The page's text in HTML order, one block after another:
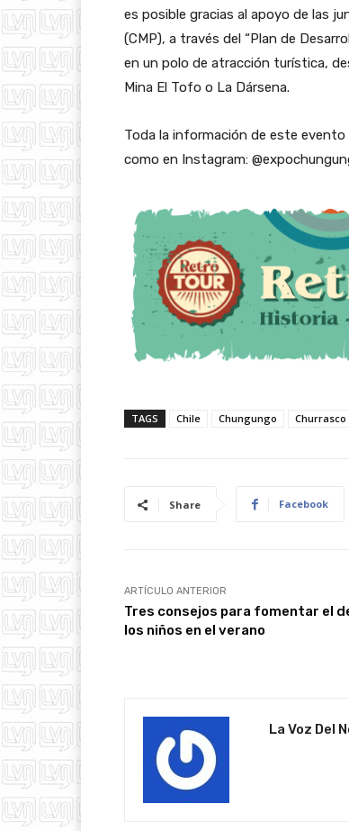
es posible gracias al apoyo de las
(CMP), a través del “Plan de
en un polo de atracción turística,
Mina El Tofo o La Dársena.
Toda la información de este
como en Instagram:
TAGS Chile Chungungo Churrasco
Share Facebook
ARTÍCULO ANTERIOR
Tres consejos para fomentar el
los niños en el verano
La Voz Del